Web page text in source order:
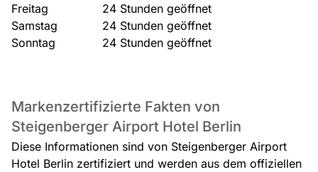
Freitag
24 Stunden geöffnet
Samstag
24 Stunden geöffnet
Sonntag
24 Stunden geöffnet
Markenzertifizierte Fakten von
Steigenberger Airport Hotel Berlin
Diese Informationen sind von Steigenberger Airport
Hotel Berlin zertifiziert und werden aus dem offiziellen